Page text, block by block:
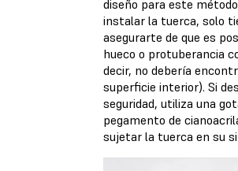
diseño para este
instalar la tuerca, solo
asegurarte de que es
hueco o protuberancia
decir, no debería
superficie interior). Si
seguridad, utiliza una
pegamento de
sujetar la tuerca en su